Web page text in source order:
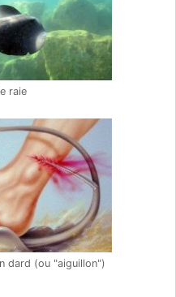
raie
dard (ou "aiguillon")